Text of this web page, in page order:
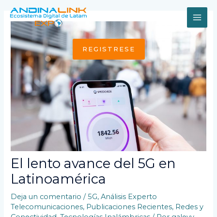
contenido
REGISTRESE
El lento avance del 5G en
Latinoamérica
Deja un comentario /5G,Análisis Experto
Telecomunicaciones, Publicaciones Recientes, Redes y